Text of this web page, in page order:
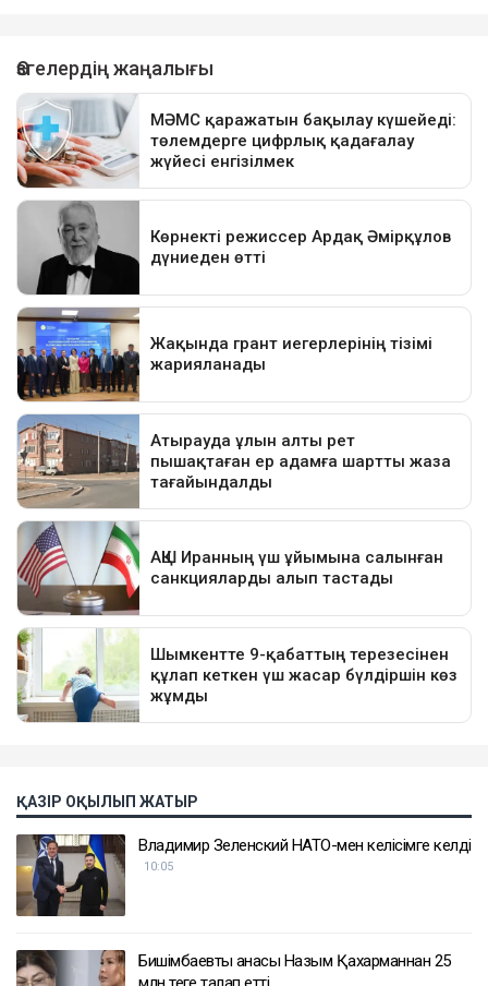
ҚАЗІР ОҚЫЛЫП ЖАТЫР
Владимир Зеленский НАТО-мен келісімге келді
10:05
Бишімбаевтың анасы Назым Қахарманнан 25